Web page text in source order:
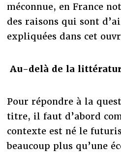
méconnue, en France
des raisons qui sont
expliquées dans cet
Au-delà de la
Pour répondre à la
titre, il faut d’abord
contexte est né le
beaucoup plus qu’une